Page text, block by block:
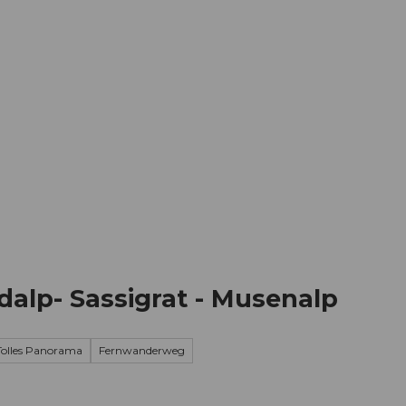
Sassigrat - Musenalp
Panorama Fernwanderweg